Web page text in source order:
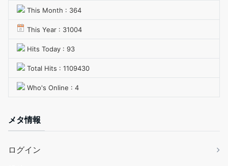
This Month : 364
This Year : 31004
Hits Today : 93
Total Hits : 1109430
Who's Online : 4
メタ情報
ログイン